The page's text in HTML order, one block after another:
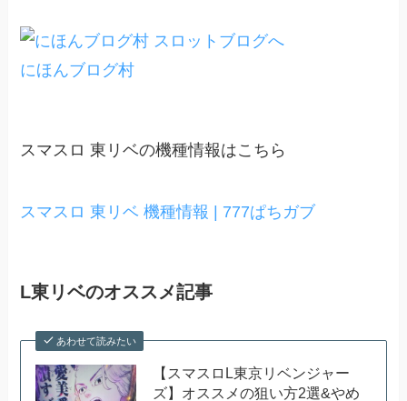
にほんブログ村
スマスロ 東リベの機種情報はこちら
スマスロ 東リベ 機種情報 | 777ぱちガブ
L東リベのオススメ記事
あわせて読みたい
【スマスロL東京リベンジャー
ズ】オススメの狙い方2選&やめ